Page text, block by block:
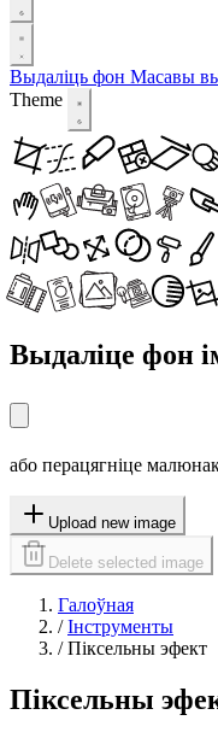
Выдаліць фон Масавы
Theme
Выдаліце фон
або перацягніце
Upload new image
Delete selected image
Галоўная
/ Інструменты
/ Піксельны эфект
Піксельны